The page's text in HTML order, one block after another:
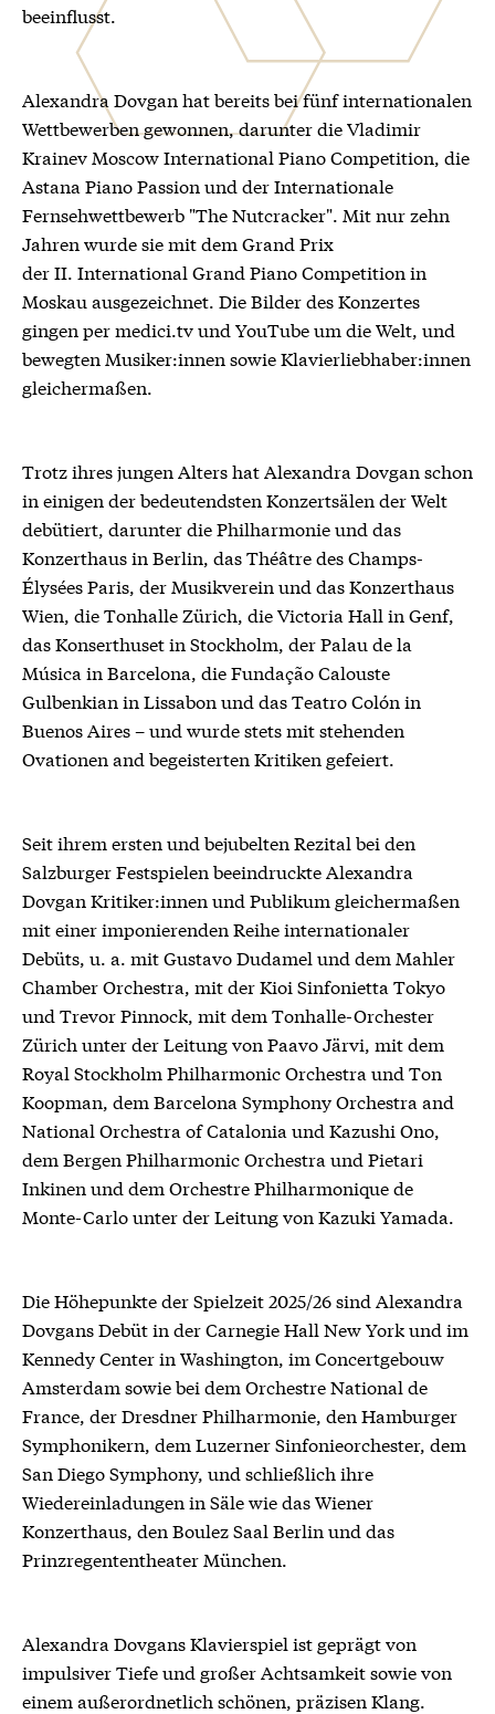
beeinflusst.
Alexandra Dovgan hat bereits bei fünf internationalen
Wettbewerben gewonnen, darunter die Vladimir
Krainev Moscow International Piano Competition, die
Astana Piano Passion und der Internationale
Fernsehwettbewerb "The Nutcracker". Mit nur zehn
Jahren wurde sie mit dem Grand Prix
der II. International Grand Piano Competition in
Moskau ausgezeichnet. Die Bilder des Konzertes
gingen per medici.tv und YouTube um die Welt, und
bewegten Musiker:innen sowie Klavierliebhaber:innen
gleichermaßen.
Trotz ihres jungen Alters hat Alexandra Dovgan schon
in einigen der bedeutendsten Konzertsälen der Welt
debütiert, darunter die Philharmonie und das
Konzerthaus in Berlin, das Théâtre des Champs-
Élysées Paris, der Musikverein und das Konzerthaus
Wien, die Tonhalle Zürich, die Victoria Hall in Genf,
das Konserthuset in Stockholm, der Palau de la
Música in Barcelona, die Fundação Calouste
Gulbenkian in Lissabon und das Teatro Colón in
Buenos Aires – und wurde stets mit stehenden
Ovationen and begeisterten Kritiken gefeiert.
Seit ihrem ersten und bejubelten Rezital bei den
Salzburger Festspielen beeindruckte Alexandra
Dovgan Kritiker:innen und Publikum gleichermaßen
mit einer imponierenden Reihe internationaler
Debüts, u. a. mit Gustavo Dudamel und dem Mahler
Chamber Orchestra, mit der Kioi Sinfonietta Tokyo
und Trevor Pinnock, mit dem Tonhalle-Orchester
Zürich unter der Leitung von Paavo Järvi, mit dem
Royal Stockholm Philharmonic Orchestra und Ton
Koopman, dem Barcelona Symphony Orchestra and
National Orchestra of Catalonia und Kazushi Ono,
dem Bergen Philharmonic Orchestra und Pietari
Inkinen und dem Orchestre Philharmonique de
Monte-Carlo unter der Leitung von Kazuki Yamada.
Die Höhepunkte der Spielzeit 2025/26 sind Alexandra
Dovgans Debüt in der Carnegie Hall New York und im
Kennedy Center in Washington, im Concertgebouw
Amsterdam sowie bei dem Orchestre National de
France, der Dresdner Philharmonie, den Hamburger
Symphonikern, dem Luzerner Sinfonieorchester, dem
San Diego Symphony, und schließlich ihre
Wiedereinladungen in Säle wie das Wiener
Konzerthaus, den Boulez Saal Berlin und das
Prinzregententheater München.
Alexandra Dovgans Klavierspiel ist geprägt von
impulsiver Tiefe und großer Achtsamkeit sowie von
einem außerordnetlich schönen, präzisen Klang.